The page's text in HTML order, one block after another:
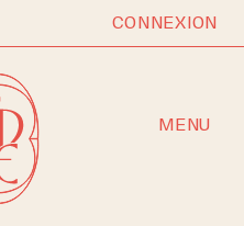
CONNEXION
MENU